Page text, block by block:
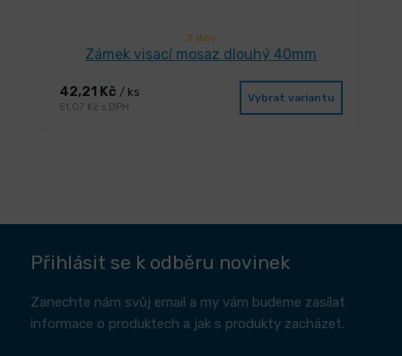
3 dny
Zámek visací mosaz dlouhý 40mm
42,21 Kč / ks
51,07 Kč s DPH
Vybrat variantu
Přihlásit se k odběru novinek
Zanechte nám svůj email a my vám budeme zasílat
informace o produktech a jak s produkty zacházet.